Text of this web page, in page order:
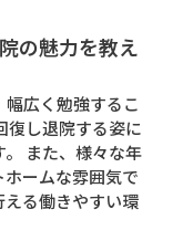
の魅力を教え
広く勉強するこ
復し退院する姿に
また、様々な年
ームな雰囲気で
る働きやすい環